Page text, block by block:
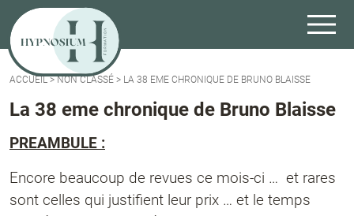
ACCUEIL>NON CLASSÉ > LA 38 EME CHRONIQUE DE BRUNO BLAISSE
La 38 eme chronique de Bruno Blaisse
PREAMBULE :
Encore beaucoup de revues ce mois-ci … et rares
sont celles qui justifient leur prix … et le temps